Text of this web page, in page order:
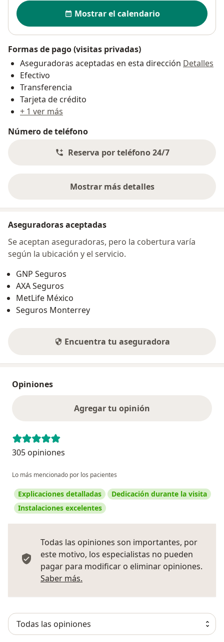
Disponibilidad
Mostrar el calendario
Formas de pago (visitas privadas)
Aseguradoras aceptadas en esta dirección Detalles
Efectivo
Transferencia
Tarjeta de crédito
+ 1 ver más
Número de teléfono
Reserva por teléfono 24/7
Mostrar más detalles
sobre la dirección
Aseguradoras aceptadas
Se aceptan aseguradoras, pero la cobertura varía
según la ubicación y el servicio.
GNP Seguros
AXA Seguros
MetLife México
Seguros Monterrey
Encuentra tu aseguradora
Opiniones
Agregar tu opinión
305 opiniones
Lo más mencionado por los pacientes
Explicaciones detalladas
Dedicación durante la visita
Instalaciones excelentes
Todas las opiniones son importantes, por
este motivo, los especialistas no pueden
pagar para modificar o eliminar opiniones.
Saber más.